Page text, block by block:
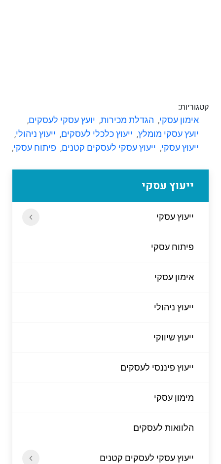
ייעוץ עסקי
ייעוץ עסקי
פיתוח עסקי
אימון עסקי
ייעוץ ניהולי
ייעוץ שיווקי
ייעוץ פיננסי לעסקים
מימון עסקי
הלוואות לעסקים
ייעוץ עסקי לעסקים קטנים
קטגוריות:
אימון עסקי, הגדלת מכירות, יועץ עסקי לעסקים,
יועץ עסקי מומלץ, ייעוץ כלכלי לעסקים, ייעוץ ניהולי,
ייעוץ עסקי, ייעוץ עסקי לעסקים קטנים, פיתוח עסקי,